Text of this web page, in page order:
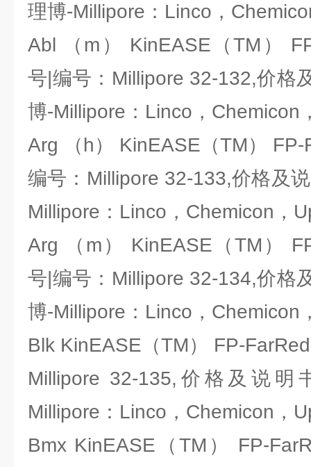
理博-Millipore：Linco，
Abl （m） KinEASE（TM）
号|编号：Millipore 32-132,价格
博-Millipore：Linco，Chemicon
Arg （h） KinEASE（TM） FP-
编号：Millipore 32-133,价格及
Millipore：Linco，Chemicon，
Arg （m） KinEASE（TM）
号|编号：Millipore 32-134,价格
博-Millipore：Linco，Chemicon
Blk KinEASE（TM） FP-
Millipore 32-135,价格及说
Millipore：Linco，Chemicon，
Bmx KinEASE（TM） FP-